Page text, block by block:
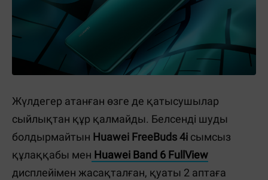
Жүлдегер атанған өзге де қатысушылар
сыйлықтан құр қалмайды. Белсенді шуды
болдырмайтын Huawei FreeBuds 4i сымсыз
құлаққабы мен Huawei Band 6 FullView
дисплейімен жасақталған, қуаты 2 аптаға